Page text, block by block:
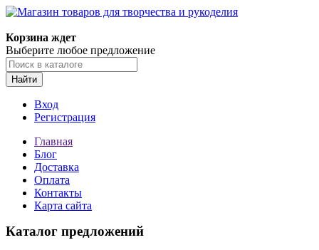
Корзина ждет
Выберите любое предложение
Найти
Вход
Регистрация
Главная
Блог
Доставка
Оплата
Контакты
Карта сайта
Каталог предложений